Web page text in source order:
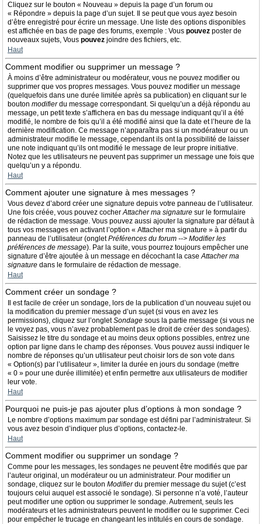
Cliquez sur le bouton « Nouveau » depuis la page d’un forum ou
« Répondre » depuis la page d’un sujet. Il se peut que vous ayez besoin
d’être enregistré pour écrire un message. Une liste des options disponibles
est affichée en bas de page des forums, exemple : Vous pouvez poster de
nouveaux sujets, Vous pouvez joindre des fichiers, etc.
Haut
Comment modifier ou supprimer un message ?
À moins d’être administrateur ou modérateur, vous ne pouvez modifier ou
supprimer que vos propres messages. Vous pouvez modifier un message
(quelquefois dans une durée limitée après sa publication) en cliquant sur le
bouton modifierdu message correspondant. Si quelqu’un a déjà répondu au
message, un petit texte s’affichera en bas du message indiquant qu’il a été
modifié, le nombre de fois qu’il a été modifié ainsi que la date et l’heure de la
dernière modification. Ce message n’apparaîtra pas si un modérateur ou un
administrateur modifie le message, cependant ils ont la possibilité de laisser
une note indiquant qu’ils ont modifié le message de leur propre initiative.
Notez que les utilisateurs ne peuvent pas supprimer un message une fois que
quelqu’un y a répondu.
Haut
Comment ajouter une signature à mes messages ?
Vous devez d’abord créer une signature depuis votre panneau de l’utilisateur.
Une fois créée, vous pouvez cocherAttacher ma signature sur le formulaire
de rédaction de message. Vous pouvez aussi ajouter la signature par défaut à
tous vos messages en activant l’option « Attacher ma signature » à partir du
panneau de l’utilisateur (ongletPréférences du forum --> Modifier les
préférences de message). Par la suite, vous pourrez toujours empêcher une
signature d’être ajoutée à un message en décochant la caseAttacher ma
signature dans le formulaire de rédaction de message.
Haut
Comment créer un sondage ?
Il est facile de créer un sondage, lors de la publication d’un nouveau sujet ou
la modification du premier message d’un sujet (si vous en avez les
permissions), cliquez sur l’ongletSondage sous la partie message (si vous ne
le voyez pas, vous n’avez probablement pas le droit de créer des sondages).
Saisissez le titre du sondage et au moins deux options possibles, entrez une
option par ligne dans le champ des réponses. Vous pouvez aussi indiquer le
nombre de réponses qu’un utilisateur peut choisir lors de son vote dans
« Option(s) par l’utilisateur », limiter la durée en jours du sondage (mettre
« 0 » pour une durée illimitée) et enfin permettre aux utilisateurs de modifier
leur vote.
Haut
Pourquoi ne puis-je pas ajouter plus d’options à mon sondage ?
Le nombre d’options maximum par sondage est défini par l’administrateur. Si
vous avez besoin d’indiquer plus d’options, contactez-le.
Haut
Comment modifier ou supprimer un sondage ?
Comme pour les messages, les sondages ne peuvent être modifiés que par
l’auteur original, un modérateur ou un administrateur. Pour modifier un
sondage, cliquez sur le bouton Modifierdu premier message du sujet (c’est
toujours celui auquel est associé le sondage). Si personne n’a voté, l’auteur
peut modifier une option ou supprimer le sondage. Autrement, seuls les
modérateurs et les administrateurs peuvent le modifier ou le supprimer. Ceci
pour empêcher le trucage en changeant les intitulés en cours de sondage.